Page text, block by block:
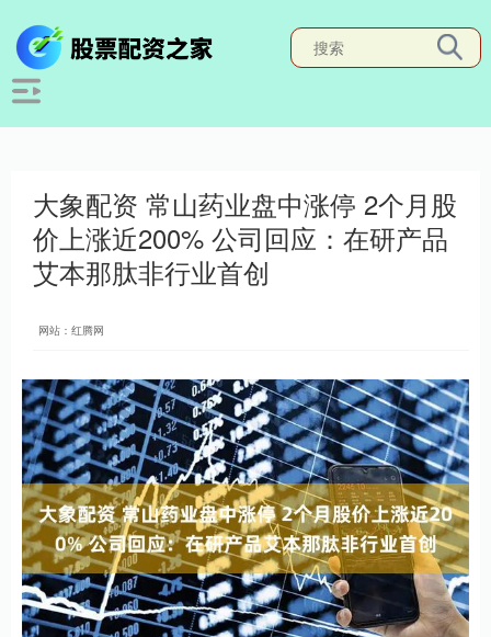
大象配资 常山药业盘中涨停 2个月股
价上涨近200% 公司回应：在研产品
艾本那肽非行业首创
网站：红腾网